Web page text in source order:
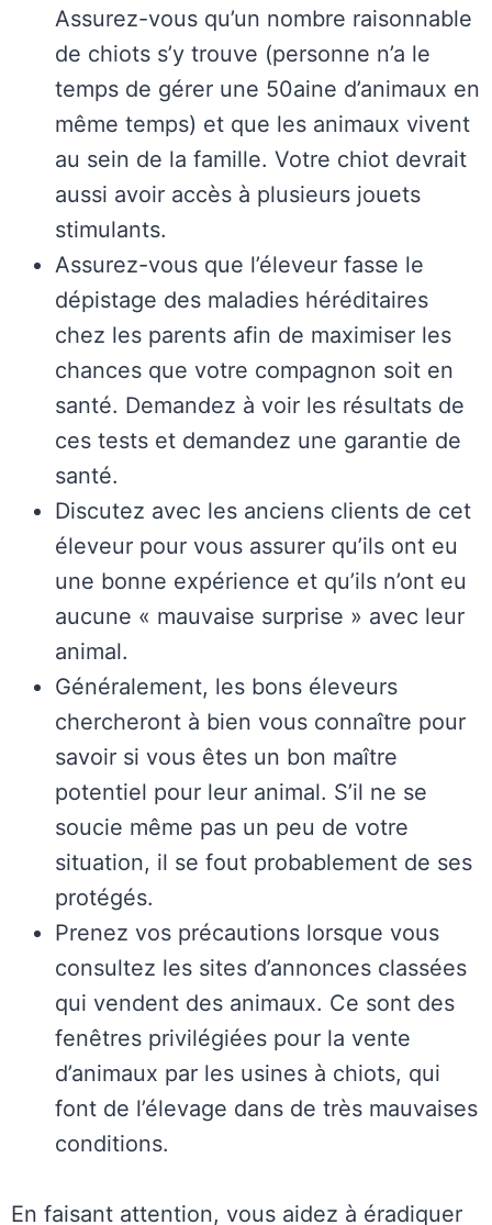
Assurez-vous qu’un nombre raisonnable
de chiots s’y trouve (personne n’a le
temps de gérer une 50aine d’animaux en
même temps) et que les animaux vivent
au sein de la famille. Votre chiot devrait
aussi avoir accès à plusieurs jouets
stimulants.
Assurez-vous que l’éleveur fasse le
dépistage des maladies héréditaires
chez les parents afin de maximiser les
chances que votre compagnon soit en
santé. Demandez à voir les résultats de
ces tests et demandez une garantie de
santé.
Discutez avec les anciens clients de cet
éleveur pour vous assurer qu’ils ont eu
une bonne expérience et qu’ils n’ont eu
aucune « mauvaise surprise » avec leur
animal.
Généralement, les bons éleveurs
chercheront à bien vous connaître pour
savoir si vous êtes un bon maître
potentiel pour leur animal. S’il ne se
soucie même pas un peu de votre
situation, il se fout probablement de ses
protégés.
Prenez vos précautions lorsque vous
consultez les sites d’annonces classées
qui vendent des animaux. Ce sont des
fenêtres privilégiées pour la vente
d’animaux par les usines à chiots, qui
font de l’élevage dans de très mauvaises
conditions.
En faisant attention, vous aidez à éradiquer